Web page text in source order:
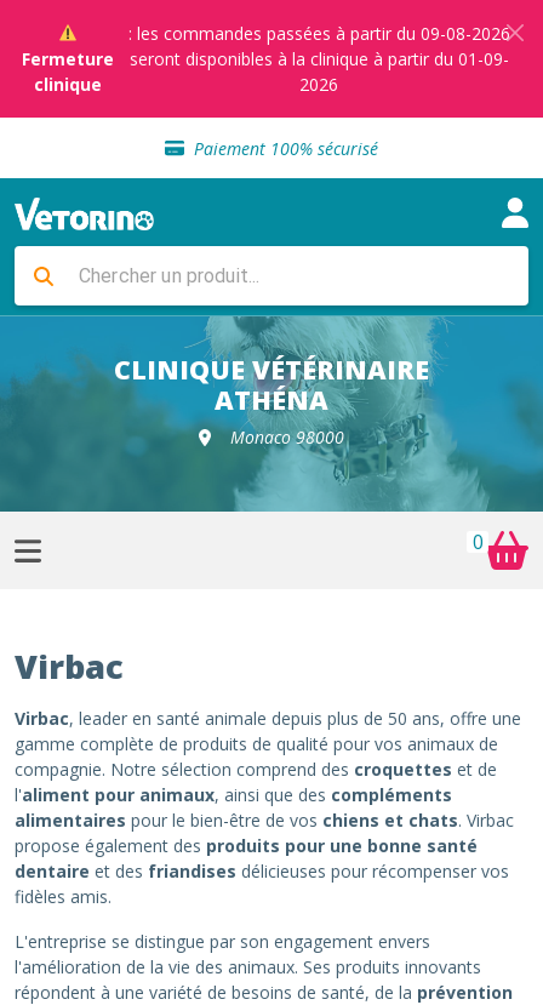
Fermeture
clinique
: les commandes passées à partir du 09-08-2026
seront disponibles à la clinique à partir du 01-09-
2026
Sélection de croquettes vétérinaire
Paiement 100% sécurisé
Livraison gratuite en clinique vétérinaire
Sélection de croquettes vétérinaire
Livraison gratuite en clinique vétérinaire
Retour gratuit en clinique
Sélection de croquettes vétérinaire
CLINIQUE VÉTÉRINAIRE
ATHÉNA
Monaco 98000
0
Virbac
Virbac, leader en santé animale depuis plus de 50 ans, offre une
gamme complète de produits de qualité pour vos animaux de
compagnie. Notre sélection comprend des croquettes et de
l'aliment pour animaux, ainsi que des compléments
alimentaires pour le bien-être de vos chiens et chats. Virbac
propose également des produits pour une bonne santé
dentaire et des friandises délicieuses pour récompenser vos
fidèles amis.
L'entreprise se distingue par son engagement envers
l'amélioration de la vie des animaux. Ses produits innovants
répondent à une variété de besoins de santé, de la prévention